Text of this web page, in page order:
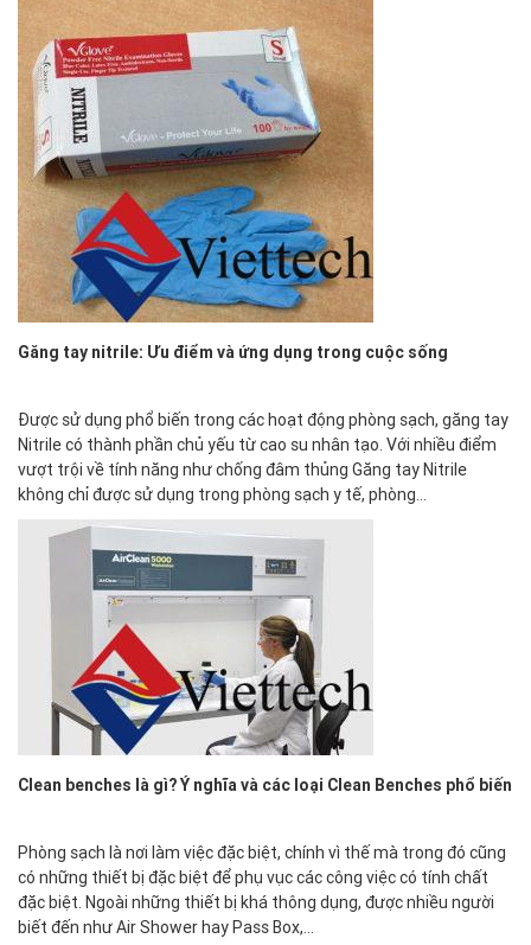
Găng tay nitrile: Ưu điểm và ứng dụng trong cuộc sống
Được sử dụng phổ biến trong các hoạt động phòng sạch, găng tay
Nitrile có thành phần chủ yếu từ cao su nhân tạo. Với nhiều điểm
vượt trội về tính năng như chống đâm thủng Găng tay Nitrile
không chỉ được sử dụng trong phòng sạch y tế, phòng…
Clean benches là gì? Ý nghĩa và các loại Clean Benches phổ biến
Phòng sạch là nơi làm việc đặc biệt, chính vì thế mà trong đó cũng
có những thiết bị đặc biệt để phụ vục các công việc có tính chất
đặc biệt. Ngoài những thiết bị khá thông dụng, được nhiều người
biết đến như Air Shower hay Pass Box,…